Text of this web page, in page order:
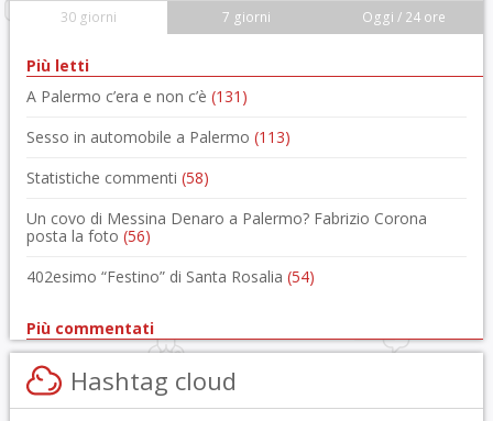
30 giorni 7 giorni Oggi / 24 ore
Più letti
A Palermo c’era e non c’è (131)
Sesso in automobile a Palermo (113)
Statistiche commenti (58)
Un covo di Messina Denaro a Palermo? Fabrizio Corona
posta la foto (56)
402esimo “Festino” di Santa Rosalia (54)
Più commentati
Hashtag cloud